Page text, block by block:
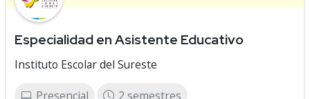
Especialidad en Asistente Educativo
Instituto Escolar del Sureste
Presencial 2 semestres